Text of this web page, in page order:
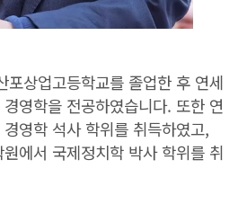
포상업고등학교를 졸업한 후 연세
영학을 전공하였습니다. 또한 연
영학 석사 학위를 취득하였고,
에서 국제정치학 박사 학위를 취